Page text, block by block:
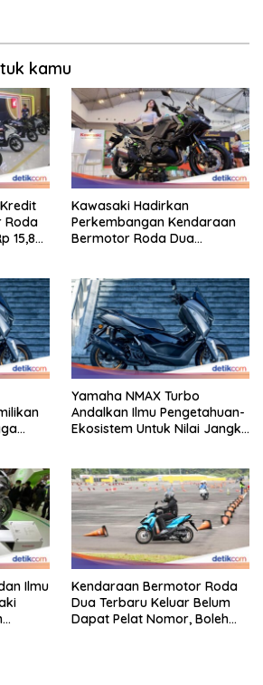
kamu
Roda
15,8
Kawasaki Hadirkan
Perkembangan Kendaraan
Bermotor Roda Dua
Yamaha NMAX Turbo
Andalkan Ilmu Pengetahuan-
Ekosistem Untuk Nilai Jangka
Ilmu
Kendaraan Bermotor Roda
Dua Terbaru Keluar Belum
Dapat Pelat Nomor, Boleh